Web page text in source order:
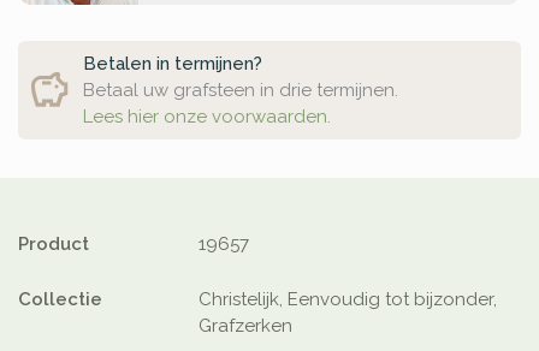
Betalen in termijnen?
Betaal uw grafsteen in drie termijnen.
Lees hier onze voorwaarden.
Product 19657
Collectie
Christelijk, Eenvoudig tot bijzonder,
Grafzerken